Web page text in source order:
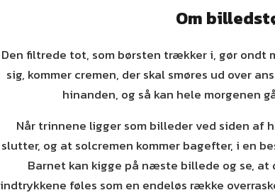
Om
Den filtrede tot, som børsten trækker i, gør ondt
sig, kommer cremen, der skal smøres ud over
hinanden, og så kan hele morgenen
Når trinnene ligger som billeder ved siden af
slutter, og at solcremen kommer bagefter, i en
Barnet kan kigge på næste billede og se,
indtrykkene føles som en endeløs række